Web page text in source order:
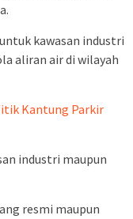
kawasan industri
aliran air di wilayah
Kantung Parkir
industri maupun
resmi maupun